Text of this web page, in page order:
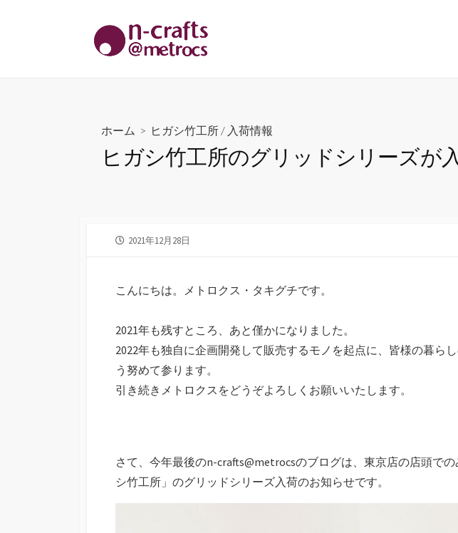
ツ
ホーム > ヒガシ竹工所 / 入荷情報
ヒガシ竹工所のグリッドシリーズが
公
2021年12月28日
こんにちは。メトロクス・タキグチです。
2021年も残すところ、あと僅かになりました。
2022年も独自に企画開発して販売するモノを起点に、皆様の暮ら
う努めて参ります。
引き続きメトロクスをどうぞよろしくお願いいたします。
さて、今年最後のn-crafts@metrocsのブログは、東京店の店頭で
シ竹工所」のグリッドシリーズ入荷のお知らせです。